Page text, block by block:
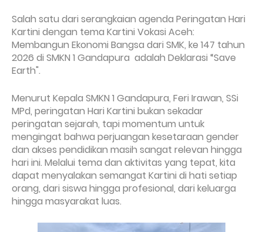
Salah satu dari serangkaian agenda Peringatan Hari
Kartini dengan tema Kartini Vokasi Aceh:
Membangun Ekonomi Bangsa dari SMK, ke 147 tahun
2026 di SMKN 1 Gandapura adalah Deklarasi “Save
Earth".
Menurut Kepala SMKN 1 Gandapura, Feri Irawan, SSi
MPd, peringatan Hari Kartini bukan sekadar
peringatan sejarah, tapi momentum untuk
mengingat bahwa perjuangan kesetaraan gender
dan akses pendidikan masih sangat relevan hingga
hari ini. Melalui tema dan aktivitas yang tepat, kita
dapat menyalakan semangat Kartini di hati setiap
orang, dari siswa hingga profesional, dari keluarga
hingga masyarakat luas.